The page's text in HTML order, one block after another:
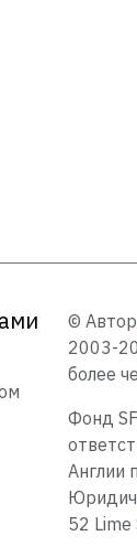
©
2003-
более
Фонд
Англии
52 Lime